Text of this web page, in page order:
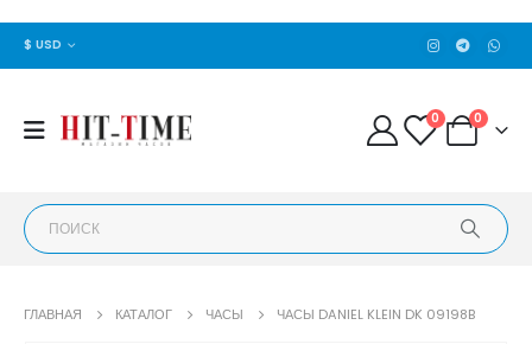
$ USD
0 0
ГЛАВНАЯ КАТАЛОГ ЧАСЫ ЧАСЫ DANIEL KLEIN DK 09198B